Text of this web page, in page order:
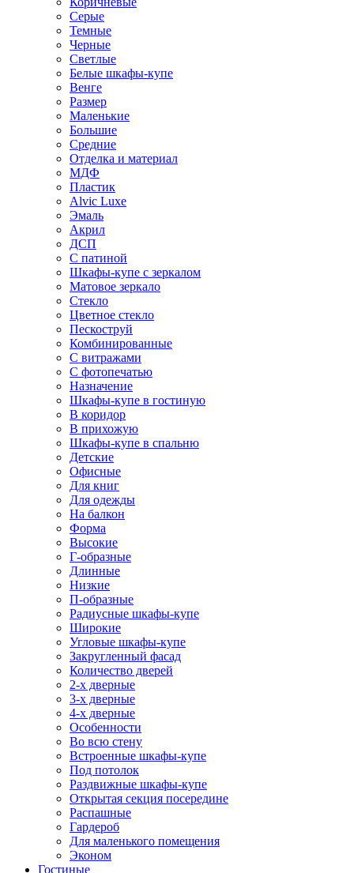
Серые
Темные
Черные
Светлые
Белые шкафы-купе
Венге
Размер
Маленькие
Большие
Средние
Отделка и материал
МДФ
Пластик
Alvic Luxe
Эмаль
Акрил
ДСП
С патиной
Шкафы-купе с зеркалом
Матовое зеркало
Стекло
Цветное стекло
Пескоструй
Комбинированные
С витражами
С фотопечатью
Назначение
Шкафы-купе в гостиную
В коридор
В прихожую
Шкафы-купе в спальню
Детские
Офисные
Для книг
Для одежды
На балкон
Форма
Высокие
Г-образные
Длинные
Низкие
П-образные
Радиусные шкафы-купе
Широкие
Угловые шкафы-купе
Закругленный фасад
Количество дверей
2-х дверные
3-х дверные
4-х дверные
Особенности
Во всю стену
Встроенные шкафы-купе
Под потолок
Раздвижные шкафы-купе
Открытая секция посередине
Распашные
Гардероб
Для маленького помещения
Эконом
Гостиные